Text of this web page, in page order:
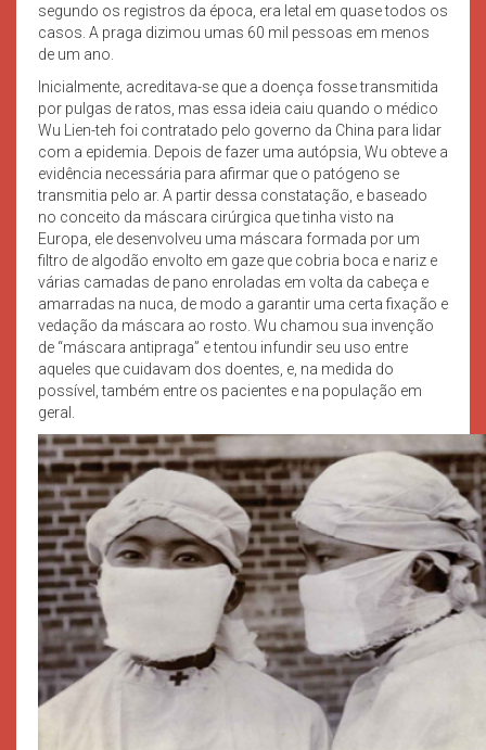
segundo os registros da época, era letal em quase todos os
casos. A praga dizimou umas 60 mil pessoas em menos
de um ano.
Inicialmente, acreditava-se que a doença fosse transmitida
por pulgas de ratos, mas essa ideia caiu quando o médico
Wu Lien-teh foi contratado pelo governo da China para lidar
com a epidemia. Depois de fazer uma autópsia, Wu obteve a
evidência necessária para afirmar que o patógeno se
transmitia pelo ar. A partir dessa constatação, e baseado
no conceito da máscara cirúrgica que tinha visto na
Europa, ele desenvolveu uma máscara formada por um
filtro de algodão envolto em gaze que cobria boca e nariz e
várias camadas de pano enroladas em volta da cabeça e
amarradas na nuca, de modo a garantir uma certa fixação e
vedação da máscara ao rosto. Wu chamou sua invenção
de “máscara antipraga” e tentou infundir seu uso entre
aqueles que cuidavam dos doentes, e, na medida do
possível, também entre os pacientes e na população em
geral.